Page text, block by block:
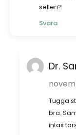
selleri?
Svara
Dr.
Tugga
bra.
intas